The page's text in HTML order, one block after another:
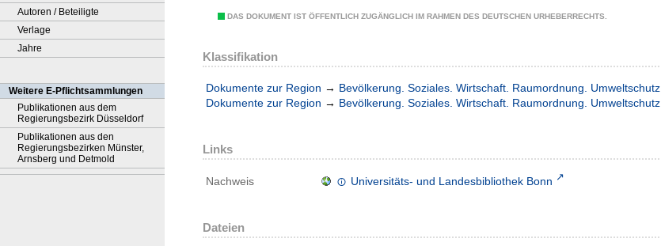
Autoren / Beteiligte
Verlage
Jahre
Weitere E-Pflichtsammlungen
Publikationen aus dem
Regierungsbezirk Düsseldorf
Publikationen aus den
Regierungsbezirken Münster,
Arnsberg und Detmold
DAS DOKUMENT IST ÖFFENTLICH ZUGÄNGLICH IM RAHMEN DES DEUTSCHEN URHEBERRECHTS.
Klassifikation
Dokumente zur Region → Bevölkerung. Soziales. Wirtschaft. Raumordnung. Umweltschutz
Dokumente zur Region → Bevölkerung. Soziales. Wirtschaft. Raumordnung. Umweltschutz
Links
Nachweis Universitäts- und Landesbibliothek Bonn
Dateien